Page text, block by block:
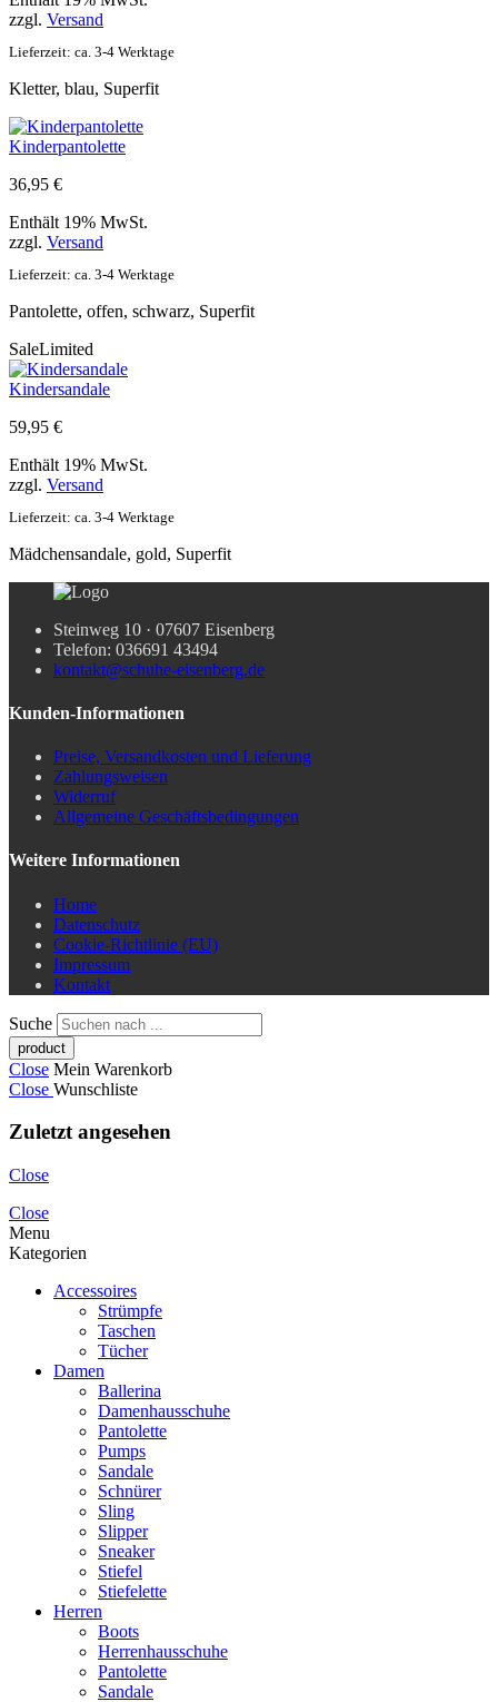
zzgl. Versand
Lieferzeit: ca. 3-4 Werktage
Kletter, blau, Superfit
Kinderpantolette
36,95 €
Enthält 19% MwSt.
zzgl. Versand
Lieferzeit: ca. 3-4 Werktage
Pantolette, offen, schwarz, Superfit
SaleLimited
Kindersandale
59,95 €
Enthält 19% MwSt.
zzgl. Versand
Lieferzeit: ca. 3-4 Werktage
Mädchensandale, gold, Superfit
Steinweg 10 · 07607 Eisenberg
Telefon: 036691 43494
kontakt@schuhe-eisenberg.de
Kunden-Informationen
Preise, Versandkosten und Lieferung
Zahlungsweisen
Widerruf
Allgemeine Geschäftsbedingungen
Weitere Informationen
Home
Datenschutz
Cookie-Richtlinie (EU)
Impressum
Kontakt
Suche
Close Mein Warenkorb
Close Wunschliste
Zuletzt angesehen
Close
Close
Menu
Kategorien
Accessoires
Strümpfe
Taschen
Tücher
Damen
Ballerina
Damenhausschuhe
Pantolette
Pumps
Sandale
Schnürer
Sling
Slipper
Sneaker
Stiefel
Stiefelette
Herren
Boots
Herrenhausschuhe
Pantolette
Sandale